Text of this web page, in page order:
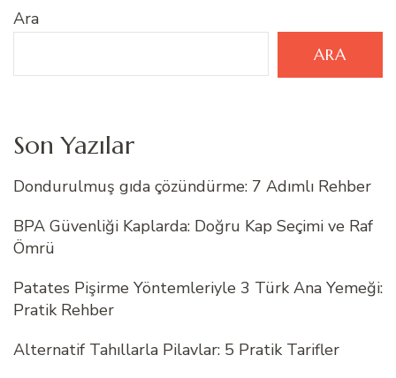
Ara
ARA
Son Yazılar
Dondurulmuş gıda çözündürme: 7 Adımlı Rehber
BPA Güvenliği Kaplarda: Doğru Kap Seçimi ve Raf
Ömrü
Patates Pişirme Yöntemleriyle 3 Türk Ana Yemeği:
Pratik Rehber
Alternatif Tahıllarla Pilavlar: 5 Pratik Tarifler